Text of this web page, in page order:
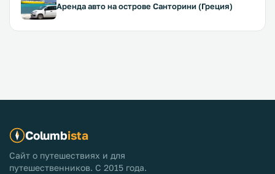
Аренда авто на острове Санторини (Греция)
Columbista
Сайт о путешествиях и для
путешественников. С 2015 года.